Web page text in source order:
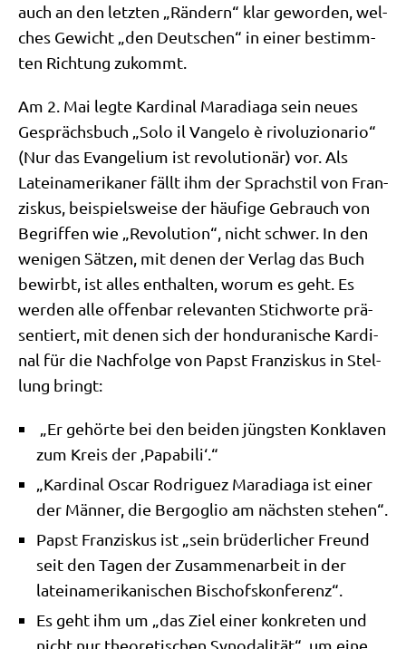
auch an den letz­ten „Rän­dern“ klar gewor­den, wel­
ches Gewicht „den Deut­schen“ in einer bestimm­
ten Rich­tung zukommt.
Am 2. Mai leg­te Kar­di­nal Mara­dia­ga sein neu­es
Gesprächs­buch „Solo il Van­ge­lo è rivo­lu­zi­o­na­rio“
(Nur das Evan­ge­li­um ist revo­lu­tio­när) vor. Als
Latein­ame­ri­ka­ner fällt ihm der Sprach­stil von Fran­
zis­kus, bei­spiels­wei­se der häu­fi­ge Gebrauch von
Begrif­fen wie „Revo­lu­ti­on“, nicht schwer. In den
weni­gen Sät­zen, mit denen der Ver­lag das Buch
bewirbt, ist alles ent­hal­ten, wor­um es geht. Es
wer­den alle offen­bar rele­van­ten Stich­wor­te prä­
sen­tiert, mit denen sich der hon­du­ra­ni­sche Kar­di­
nal für die Nach­fol­ge von Papst Fran­zis­kus in Stel­
lung bringt:
„Er gehör­te bei den bei­den jüng­sten Kon­kla­ven
zum Kreis der ‚Papa­bi­li‘.“
„Kar­di­nal Oscar Rodri­guez Mara­dia­ga ist einer
der Män­ner, die Berg­o­glio am näch­sten stehen“.
Papst Fran­zis­kus ist „sein brü­der­li­cher Freund
seit den Tagen der Zusam­men­ar­beit in der
latein­ame­ri­ka­ni­schen Bischofskonferenz“.
Es geht ihm um „das Ziel einer kon­kre­ten und
nicht nur theo­re­ti­schen Syn­oda­li­tät“, um eine